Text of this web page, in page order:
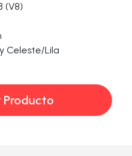
(V8)
Celeste/Lila
Producto